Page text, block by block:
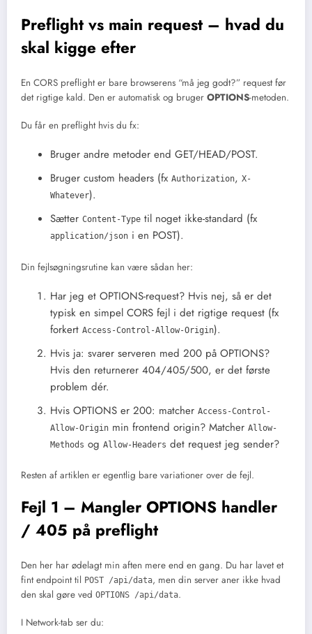
Preflight vs main request – hvad du
skal kigge efter
En CORS preflight er bare browserens “må jeg godt?” request før
det rigtige kald. Den er automatisk og bruger OPTIONS-metoden.
Du får en preflight hvis du fx:
Bruger andre metoder end GET/HEAD/POST.
Bruger custom headers (fx Authorization, X-
Whatever).
Sætter Content-Type til noget ikke-standard (fx
application/json i en POST).
Din fejlsøgningsrutine kan være sådan her:
Har jeg et OPTIONS-request? Hvis nej, så er det
typisk en simpel CORS fejl i det rigtige request (fx
forkert Access-Control-Allow-Origin).
Hvis ja: svarer serveren med 200 på OPTIONS?
Hvis den returnerer 404/405/500, er det første
problem dér.
Hvis OPTIONS er 200: matcher Access-Control-
Allow-Origin min frontend origin? Matcher Allow-
Methods og Allow-Headers det request jeg sender?
Resten af artiklen er egentlig bare variationer over de fejl.
Fejl 1 – Mangler OPTIONS handler
/ 405 på preflight
Den her har ødelagt min aften mere end en gang. Du har lavet et
fint endpoint til POST /api/data, men din server aner ikke hvad
den skal gøre ved OPTIONS /api/data.
I Network-tab ser du: